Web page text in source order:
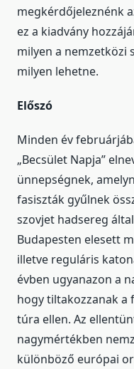
megkérdőjeleznénk
ez a kiadvány
milyen a nemzetközi
milyen lehetne.
Előszó
Minden év
„Becsület Napja”
ünnepségnek,
fasiszták gyűlnek
szovjet hadsereg
Budapesten elesett
illetve reguláris
évben ugyanazon a
hogy tiltakozzanak a
túra ellen. Az
nagymértékben
különböző európai